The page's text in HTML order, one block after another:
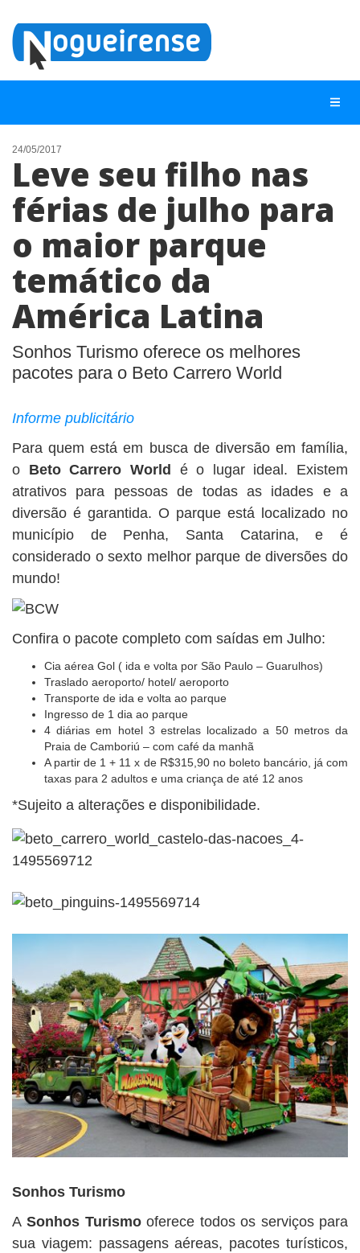
NOTÍCIAS
LISTA DIGITAL
TELEFONES ÚTEIS
CONTATO
ANUNCIE
24/05/2017
Leve seu filho nas
férias de julho para
o maior parque
temático da
América Latina
Sonhos Turismo oferece os melhores
pacotes para o Beto Carrero World
Informe publicitário
Para quem está em busca de diversão em família,
o Beto Carrero World
é o lugar ideal. Existem
atrativos para pessoas de todas as idades e a
diversão é garantida. O parque está localizado no
município de Penha, Santa Catarina, e é
considerado o sexto melhor parque de diversões do
mundo!
Confira o pacote completo com saídas em Julho:
Cia aérea Gol ( ida e volta por São Paulo – Guarulhos)
Traslado aeroporto/ hotel/ aeroporto
Transporte de ida e volta ao parque
Ingresso de 1 dia ao parque
4 diárias em hotel 3 estrelas localizado a 50 metros da
Praia de Camboriú – com café da manhã
A partir de 1 + 11 x de R$315,90 no boleto bancário, já com
taxas para 2 adultos e uma criança de até 12 anos
*Sujeito a alterações e disponibilidade.
Sonhos Turismo
ASonhos Turismooferece todos os serviços para
sua viagem: passagens aéreas, pacotes turísticos,